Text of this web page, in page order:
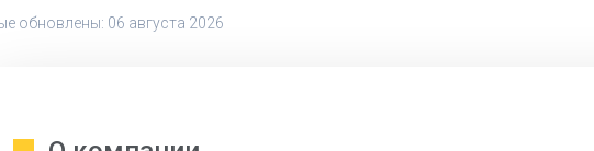
обновлены: 06 августа 2026